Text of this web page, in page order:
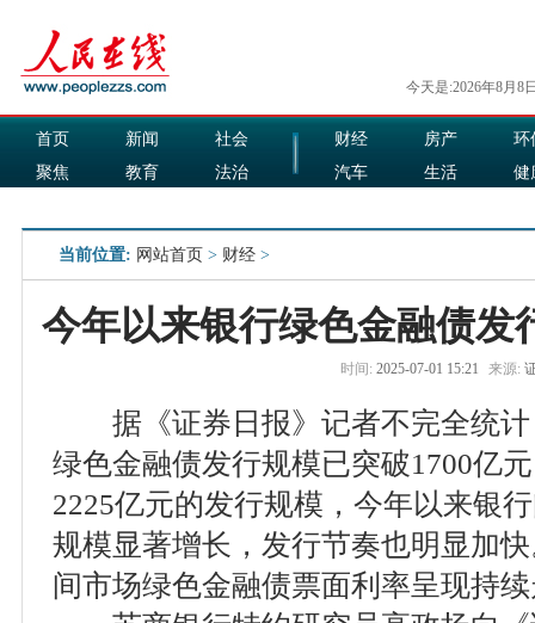
今天是:2026年8月8
首页 新闻
社会
聚焦
教育
法治
财经 房产
环
汽车
生活
健
当前位置: 网站首页 > 财经 >
今年以来银行绿色金融债发
时间: 2025-07-01 15:21 来源:
据《证券日报》记者不完全统计
绿色金融债发行规模已突破1700亿
2225亿元的发行规模，今年以来银
规模显著增长，发行节奏也明显加
间市场绿色金融债票面利率呈现持